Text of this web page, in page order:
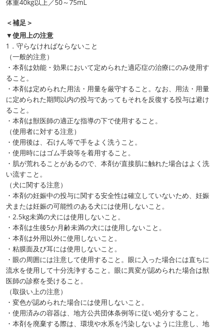
体重40kg以上／50～75mL
＜補足＞
▼使用上の注意
1．守らなければならないこと
（一般的注意）
・本剤は効能・効果において定められた適応症の治療にのみ使用す
ること。
・本剤は定められた用法・用量を厳守すること。なお、用法・用量
に定められた期間以内の投与であってもそれを反復する投与は避け
ること。
・本剤は獣医師の適正な指導の下で使用すること。
（使用者に対する注意）
・使用後は、石けん等で手をよく洗うこと。
・使用時にはゴム手袋等を着用すること。
・肌が荒れることがあるので、本剤が直接肌に触れた場合はよく洗
い流すこと。
（犬に関する注意）
・本剤の妊娠中の投与に関する安全性は確立していないため、妊娠
犬または妊娠の可能性のある犬には使用しないこと。
・2.5kg未満の犬には使用しないこと。
・本剤は生後5か月齢未満の犬には使用しないこと。
・本剤は外用以外に使用しないこと。
・粘膜面及び耳には使用しないこと。
・眼の周囲には注意して使用すること。眼に入った場合には直ちに
流水を使用して十分洗浄すること。眼に異変が認められた場合は獣
医師の診察を受けること。
（取扱い上の注意）
・変色が認められた場合には使用しないこと。
・使用済みの容器は、地方公共団体条例等に従い処分すること。
・本剤を廃棄する際は、環境や水系を汚染しないように注意し、地